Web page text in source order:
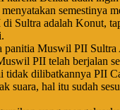
semestinya
di Sultra adalah Konut,
panitia Muswil PII
PII telah berjalan
dilibatkannya PII
suara, hal itu sudah